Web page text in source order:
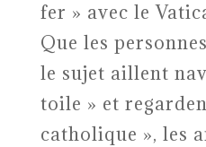
fer » avec le
Que les
le sujet aillent
toile » et
catholique », les